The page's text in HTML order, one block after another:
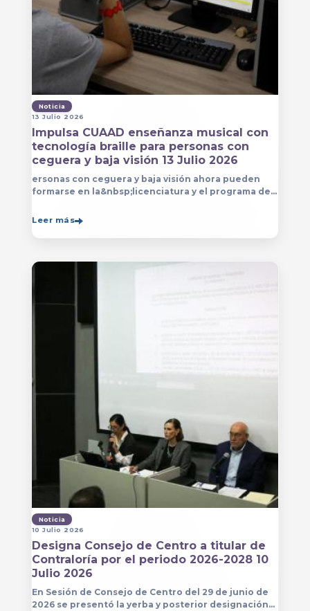
Noticia
13 Julio 2026
Impulsa CUAAD enseñanza musical con
tecnología braille para personas con
ceguera y baja visión 13 Julio 2026
ersonas con ceguera y baja visión ahora pueden
formarse en la&nbsp;licenciatura y el programa de
el&nbsp;
Leer más
Noticia
10 Julio 2026
Designa Consejo de Centro a titular de
Contraloría por el periodo 2026-2028 10
Julio 2026
En Sesión de Consejo de Centro del 29 de junio de
2026 se presentó la yerba y posterior designación